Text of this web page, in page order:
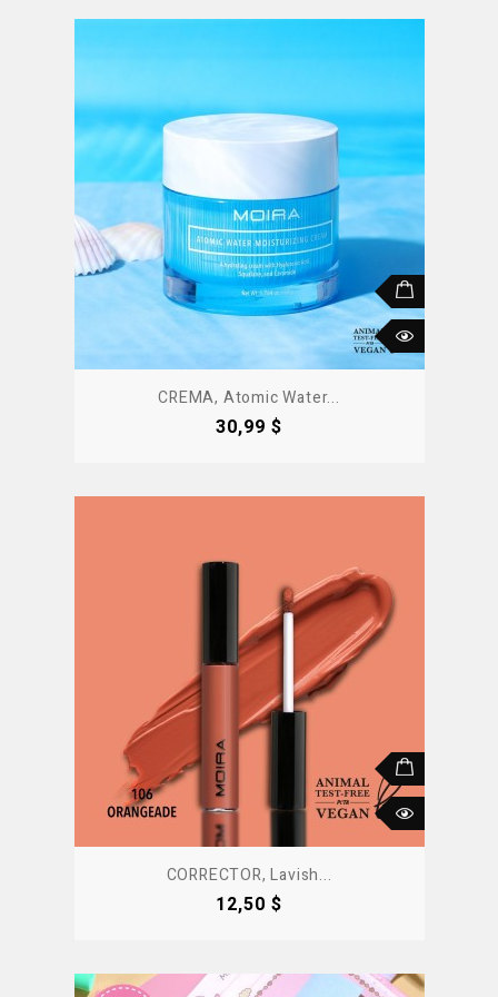
CREMA, Atomic Water...
Precio
30,99 $
CORRECTOR, Lavish...
Precio
12,50 $